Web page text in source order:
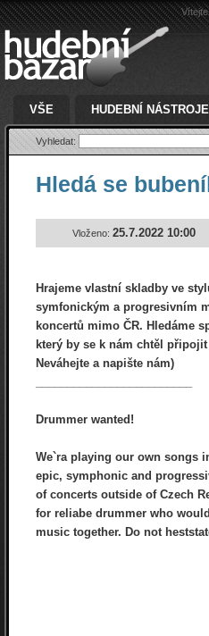
VŠE HUDEBNÍ NÁSTROJE
Vyhledat:
Hledá se
Vloženo: 25.7.2022 10:00
Hrajeme vlastní skladby ve
symfonickým a progresivním
koncertů mimo ČR. Hledáme
který by se k nám chtěl
Neváhejte a napište nám)
Drummer wanted!
We`ra playing our own songs
epic, symphonic and
of concerts outside of Czech
for reliabe drummer who
music together. Do not